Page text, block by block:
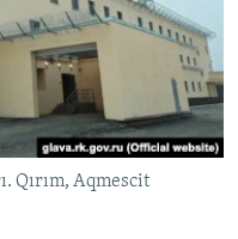
Qırım, Aqmescit